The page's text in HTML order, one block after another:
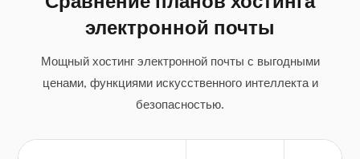
электронной почты
Мощный хостинг электронной почты с выгодными
ценами, функциями искусственного интеллекта и
безопасностью.